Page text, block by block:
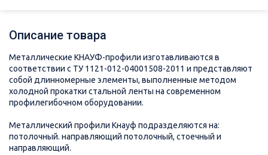
Описание товара
Металлические КНАУФ-профили изготавливаются в
соответствии с ТУ 1121-012-04001508-2011 и представляют
собой длинномерные элементы, выполненные методом
холодной прокатки стальной ленты на современном
профилегибочном оборудовании.
Металлический профили Кнауф подразделяются на:
потолочный. направляющий потолочный, стоечный и
направляющий.